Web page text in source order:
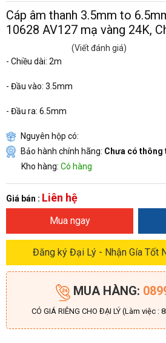
Cáp âm thanh 3.5mm to
10628 AV127 mạ vàng 24K,
(Viết đánh giá)
- Chiều dài: 2m
- Đầu vào: 3.5mm
- Đầu ra: 6.5mm
Nguyên hộp có:
Bảo hành chính hãng: Chưa có thông
Kho hàng: Có hàng
Giá bán : Liên hệ
Mua ngay
Đăng ký Đại Lý - Nhận Gía Tốt
MUA HÀNG:
CÓ GIÁ RIÊNG CHO ĐẠI LÝ (Làm việc :